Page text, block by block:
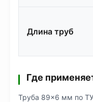
Длина труб
Где
Труба 89×6 мм по